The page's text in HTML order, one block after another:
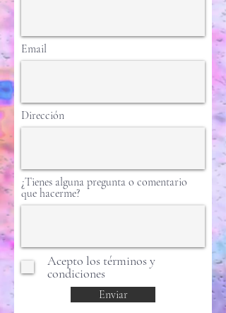
Email
Dirección
¿Tienes alguna pregunta o comentario
que hacerme?
Acepto los términos y
condiciones
Enviar